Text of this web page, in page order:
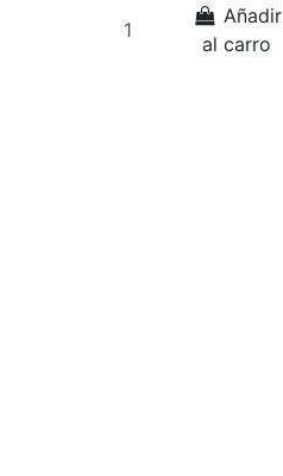
Añadir
al carro